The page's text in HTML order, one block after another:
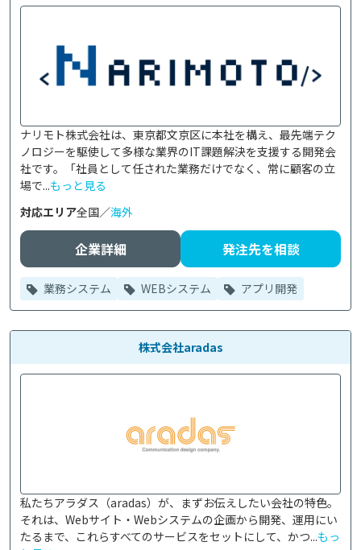
ナリモト株式会社は、東京都文京区に本社を構え、最先端テク
ノロジーを駆使して多様な業界のIT課題解決を支援する開発会
社です。「社員として任された業務だけでなく、常に顧客の立
場で...もっと見る
対応エリア全国／海外
企業詳細 発注先を相談
業務システム WEBシステム アプリ開発
株式会社aradas
私たちアラダス（aradas）が、まずお伝えしたい会社の特色。
それは、Webサイト・Webシステムの企画から開発、運用にい
たるまで、これらすべてのサービスをセットにして、かつ...もっ